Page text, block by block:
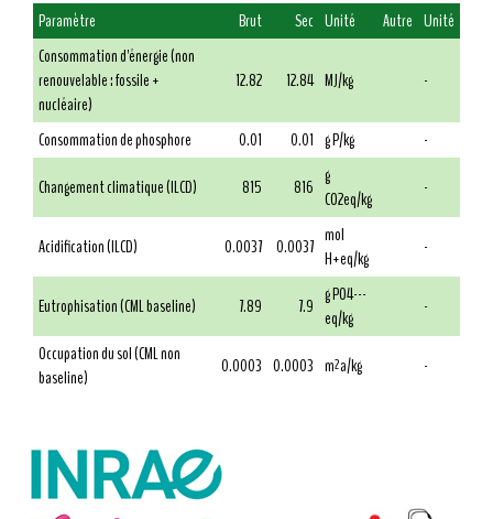
Paramètre Brut Sec Unité Autre Unité
Consommation d'énergie (non
renouvelable : fossile +
nucléaire)
12.82 12.84 MJ/kg -
Consommation de phosphore 0.01 0.01 g P/kg
-
Changement climatique (ILCD)
815 816 g
CO2eq/kg
-
Acidification (ILCD) 0.0037 0.0037 mol
H+eq/kg
-
Eutrophisation (CML baseline) 7.89 7.9 g PO4---
eq/kg
-
Occupation du sol (CML non
baseline)
0.0003 0.0003 m²a/kg -